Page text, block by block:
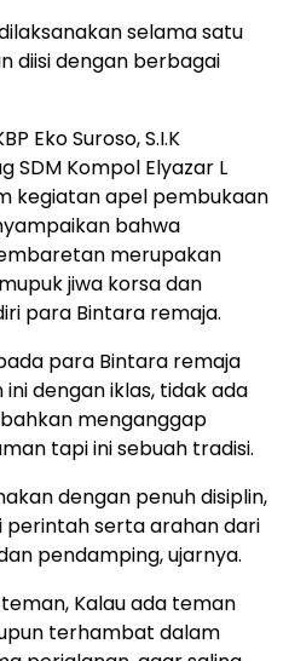
selama satu
diisi dengan berbagai
Eko Suroso, S.I.K
SDM Kompol Elyazar L
kegiatan apel pembukaan
bahwa
merupakan
jiwa korsa dan
para Bintara remaja.
para Bintara remaja
dengan iklas, tidak ada
menganggap
tapi ini sebuah tradisi.
dengan penuh disiplin,
perintah serta arahan dari
pendamping, ujarnya.
Kalau ada teman
terhambat dalam